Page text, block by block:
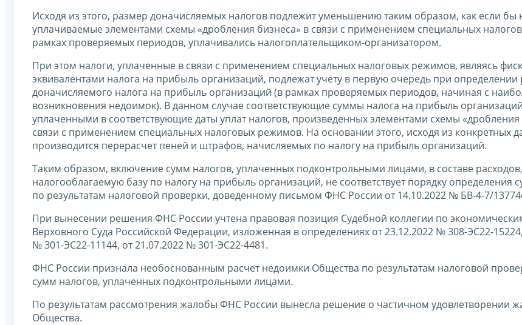
Исходя из этого, размер доначисляемых налогов подлежит уменьшению таким образом, как если бы
уплачиваемые элементами схемы «дробления бизнеса» в связи с применением специальных
рамках проверяемых периодов, уплачивались налогоплательщиком-организатором.
При этом налоги, уплаченные в связи с применением специальных налоговых режимов, являясь
эквивалентами налога на прибыль организаций, подлежат учету в первую очередь при определении
доначисляемого налога на прибыль организаций (в рамках проверяемых периодов, начиная с
возникновения недоимок). В данном случае соответствующие суммы налога на прибыль
уплаченными в соответствующие даты уплат налогов, произведенных элементами схемы «дробления
связи с применением специальных налоговых режимов. На основании этого, исходя из конкретных
производится перерасчет пеней и штрафов, начисляемых по налогу на прибыль организаций.
Таким образом, включение сумм налогов, уплаченных подконтрольными лицами, в составе
налогооблагаемую базу по налогу на прибыль организаций, не соответствует порядку определения
по результатам налоговой проверки, доведенному письмом ФНС России от 14.10.2022 № БВ-4-7/
При вынесении решения ФНС России учтена правовая позиция Судебной коллегии по
Верховного Суда Российской Федерации, изложенная в определениях от 23.12.2022 № 308-ЭС22-
№ 301-ЭС22-11144, от 21.07.2022 № 301-ЭС22-4481.
ФНС России признала необоснованным расчет недоимки Общества по результатам налоговой
сумм налогов, уплаченных подконтрольными лицами.
По результатам рассмотрения жалобы ФНС России вынесла решение о частичном удовлетворении
Общества.